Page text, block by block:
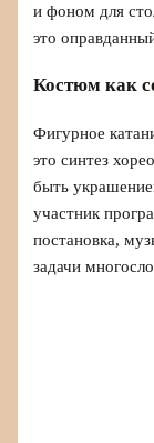
и фоном для
это
Костюм как
Фигурное
это синтез
быть
участник
постановка,
задачи